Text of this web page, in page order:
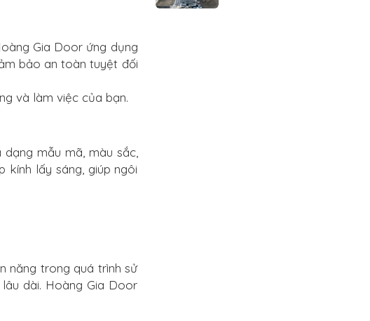
Gia Door ứng dụng
bảo an toàn tuyệt đối
và làm việc của bạn.
mẫu mã, màu sắc,
kính lấy sáng, giúp ngôi
năng trong quá trình sử
dài. Hoàng Gia Door